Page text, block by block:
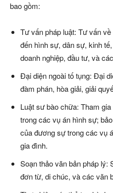
bao gồm:
Tư vấn pháp luật: Tư vấn
đến hình sự, dân sự, kinh
doanh nghiệp, đầu tư, và
Đại diện ngoài tố tụng: Đại
đàm phán, hòa giải, giải
Luật sư bào chữa: Tham
trong các vụ án hình sự;
của đương sự trong các vụ
gia đình.
Soạn thảo văn bản pháp lý:
đơn từ, di chúc, và các văn